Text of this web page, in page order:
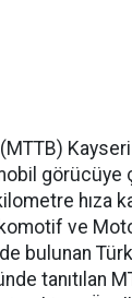
görücüye
hıza
ve
bulunan
tanıtılan